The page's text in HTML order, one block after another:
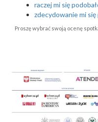
raczej mi się
zdecydowanie mi się
Proszę wybrać swoją ocenę